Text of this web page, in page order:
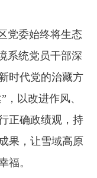
委始终将生态
系统党员干部深
时代党的治藏方
，以改进作风、
正确政绩观，持
果，让雪域高原
福。